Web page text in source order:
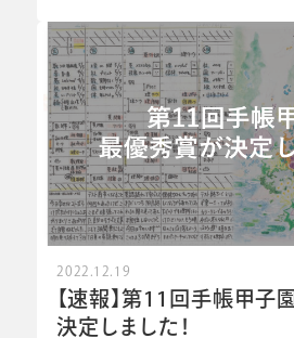
2022.12.19
【速報】第11回手帳甲子
決定しました！